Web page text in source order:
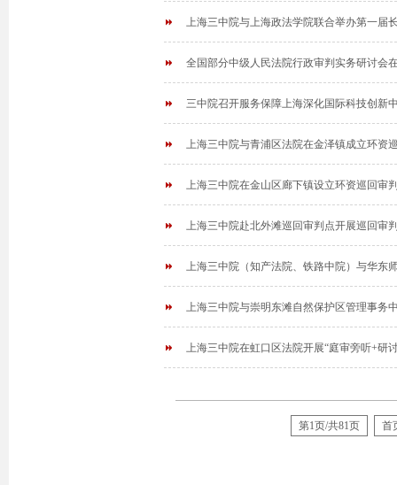
上海三中院与上海政法学院联合举办第一届
全国部分中级人民法院行政审判实务研讨会
三中院召开服务保障上海深化国际科技创新
上海三中院与青浦区法院在金泽镇成立环资
上海三中院在金山区廊下镇设立环资巡回审
上海三中院赴北外滩巡回审判点开展巡回审
上海三中院（知产法院、铁路中院）与华东
上海三中院与崇明东滩自然保护区管理事务
上海三中院在虹口区法院开展“庭审旁听+研
第1页/共81页 首